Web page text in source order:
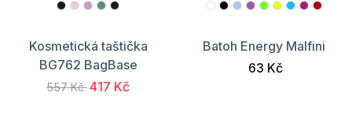
Kosmetická taštička
BG762 BagBase
557 Kč417 Kč
Batoh Energy Malfini
63 Kč